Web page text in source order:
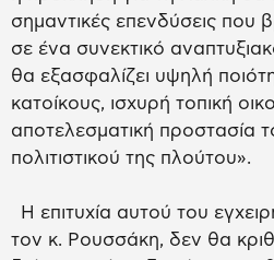
σημαντικές επενδύσεις που
σε ένα συνεκτικό
θα εξασφαλίζει υψηλή
κατοίκους, ισχυρή τοπική
αποτελεσματική προστασία
πολιτιστικού της πλούτου».
Η επιτυχία αυτού του
τον κ. Ρουσσάκη, δεν θα